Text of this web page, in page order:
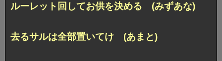
ルーレット回してお供を決める (みずあな)
去るサルは全部置いてけ (あまと)